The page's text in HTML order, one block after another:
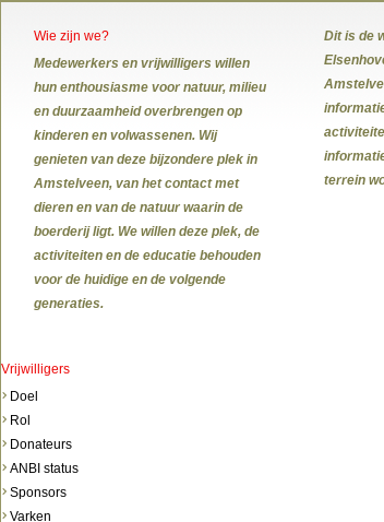
Wie zijn we?
Medewerkers en vrijwilligers willen
hun enthousiasme voor natuur, milieu
en duurzaamheid overbrengen op
kinderen en volwassenen. Wij
genieten van deze bijzondere plek in
Amstelveen, van het contact met
dieren en van de natuur waarin de
boerderij ligt. We willen deze plek, de
activiteiten en de educatie behouden
voor de huidige en de volgende
generaties.
Dit is de
terrein
Vrijwilligers
Doel
Rol
Donateurs
ANBI status
Sponsors
Varken